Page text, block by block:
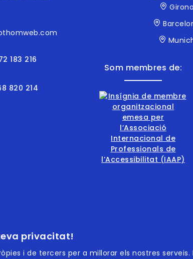
privacitat!
i de tercers per a millorar els nostres
183 216
820 214
Girona
Som membres de:
ISO 14001:2015